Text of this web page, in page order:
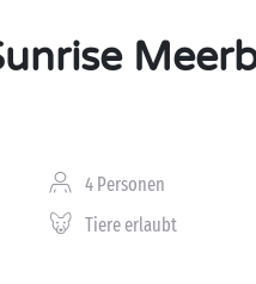
4 Personen
Tiere erlaubt